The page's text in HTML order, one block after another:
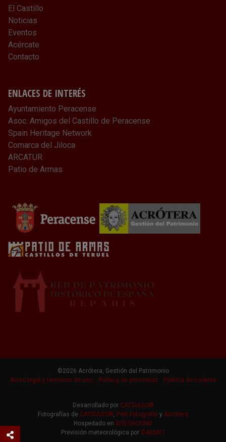
El Castillo
Noticias
Eventos
Acércate
Contacto
ENLACES DE INTERÉS
Ayuntamiento Peracense
Asoc. Amigos del Castillo de Peracense
Spain Heritage Network
Comarca del Jiloca
ARCATUR
Patio de Armas
©2026 Acrótera, Gestión del Patrimonio
Aviso legal y términos de uso
Política de privacidad Política de cookies
Desarrollado por CATSULES®
Fotografías de CATSULES®, Pelli Fotografía y Acrótera
Hospedado en SITEGROUND
Previsión meteorológica por ©AEMET